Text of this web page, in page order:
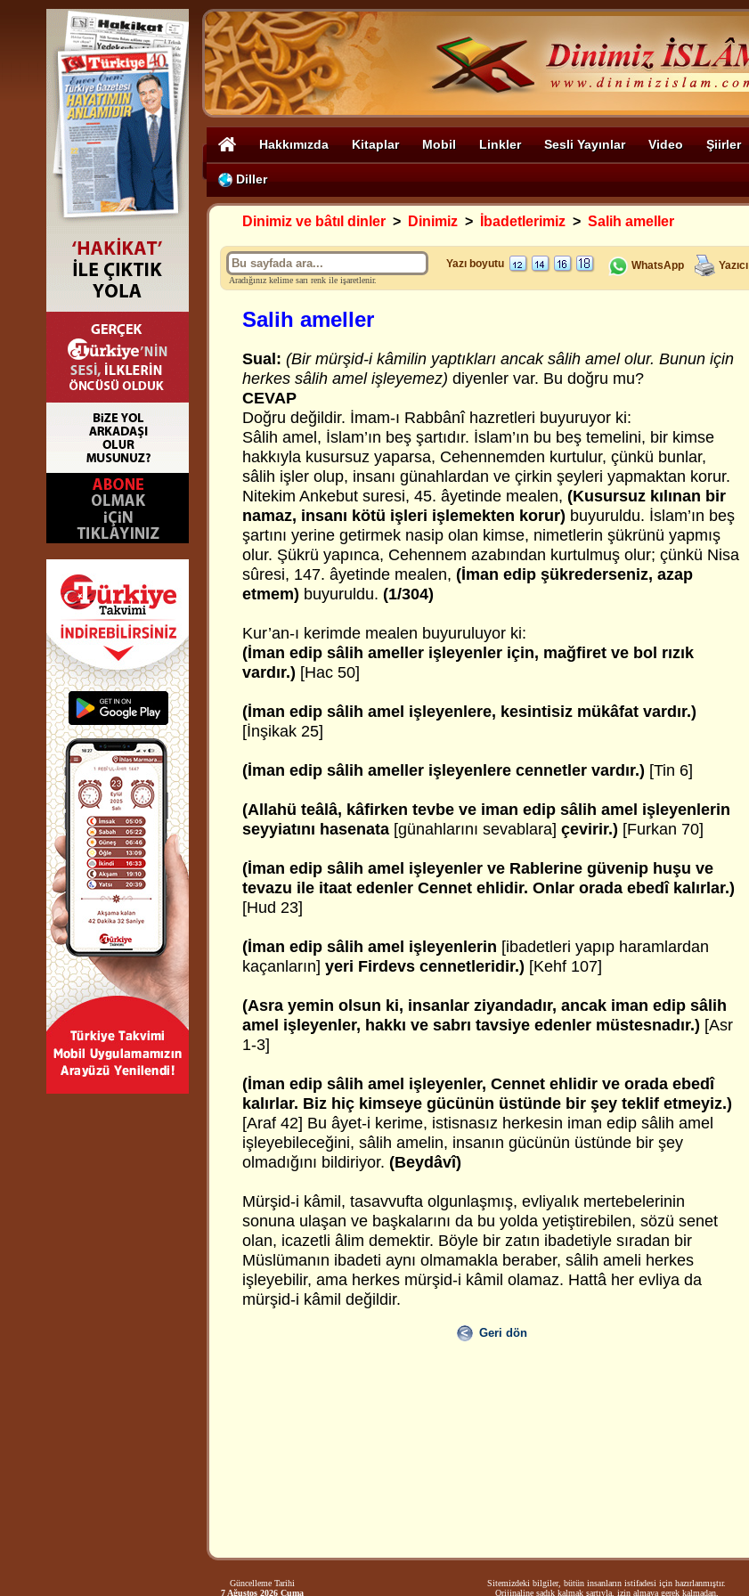
Hakkımızda Kitaplar Mobil Linkler Sesli Yayınlar Video Şiirler
Diller
Dinimiz ve bâtıl dinler > Dinimiz > İbadetlerimiz > Salih ameller
Aradığınız kelime sarı renk ile işaretlenir.
Yazı boyutu WhatsApp Yazıcı
Salih ameller
Sual: (Bir mürşid-i kâmilin yaptıkları ancak sâlih amel olur. Bunun için
herkes sâlih amel işleyemez) diyenler var. Bu doğru mu?
CEVAP
Doğru değildir. İmam-ı Rabbânî hazretleri buyuruyor ki:
Sâlih amel, İslam’ın beş şartıdır. İslam’ın bu beş temelini, bir kimse
hakkıyla kusursuz yaparsa, Cehennemden kurtulur, çünkü bunlar,
sâlih işler olup, insanı günahlardan ve çirkin şeyleri yapmaktan korur.
Nitekim Ankebut suresi, 45. âyetinde mealen, (Kusursuz kılınan bir
namaz, insanı kötü işleri işlemekten korur) buyuruldu. İslam’ın beş
şartını yerine getirmek nasip olan kimse, nimetlerin şükrünü yapmış
olur. Şükrü yapınca, Cehennem azabından kurtulmuş olur; çünkü Nisa
sûresi, 147. âyetinde mealen, (İman edip şükrederseniz, azap
etmem) buyuruldu. (1/304)
Kur’an-ı kerimde mealen buyuruluyor ki:
(İman edip sâlih ameller işleyenler için, mağfiret ve bol rızık
vardır.) [Hac 50]
(İman edip sâlih amel işleyenlere, kesintisiz mükâfat vardır.)
[İnşikak 25]
(İman edip sâlih ameller işleyenlere cennetler vardır.) [Tin 6]
(Allahü teâlâ, kâfirken tevbe ve iman edip sâlih amel işleyenlerin
seyyiatını hasenata [günahlarını sevablara] çevirir.) [Furkan 70]
(İman edip sâlih amel işleyenler ve Rablerine güvenip huşu ve
tevazu ile itaat edenler Cennet ehlidir. Onlar orada ebedî kalırlar.)
[Hud 23]
(İman edip sâlih amel işleyenlerin [ibadetleri yapıp haramlardan
kaçanların] yeri Firdevs cennetleridir.) [Kehf 107]
(Asra yemin olsun ki, insanlar ziyandadır, ancak iman edip sâlih
amel işleyenler, hakkı ve sabrı tavsiye edenler müstesnadır.) [Asr
1-3]
(İman edip sâlih amel işleyenler, Cennet ehlidir ve orada ebedî
kalırlar. Biz hiç kimseye gücünün üstünde bir şey teklif etmeyiz.)
[Araf 42] Bu âyet-i kerime, istisnasız herkesin iman edip sâlih amel
işleyebileceğini, sâlih amelin, insanın gücünün üstünde bir şey
olmadığını bildiriyor. (Beydâvî)
Mürşid-i kâmil, tasavvufta olgunlaşmış, evliyalık mertebelerinin
sonuna ulaşan ve başkalarını da bu yolda yetiştirebilen, sözü senet
olan, icazetli âlim demektir. Böyle bir zatın ibadetiyle sıradan bir
Müslümanın ibadeti aynı olmamakla beraber, sâlih ameli herkes
işleyebilir, ama herkes mürşid-i kâmil olamaz. Hattâ her evliya da
mürşid-i kâmil değildir.
Geri dön
Güncelleme Tarihi
7 Ağustos 2026 Cuma
Sitemizdeki bilgiler, bütün insanların istifadesi için hazırlanmıştır.
Orijinaline sadık kalmak şartıyla, izin almaya gerek kalmadan,